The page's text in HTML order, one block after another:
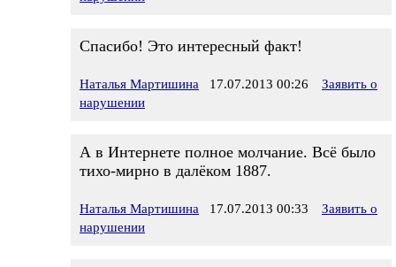
Спасибо! Это интересный факт!
Наталья Мартишина 17.07.2013 00:26
Заявить о
нарушении
А в Интернете полное молчание. Всё было
тихо-мирно в далёком 1887.
Наталья Мартишина 17.07.2013 00:33
Заявить о
нарушении